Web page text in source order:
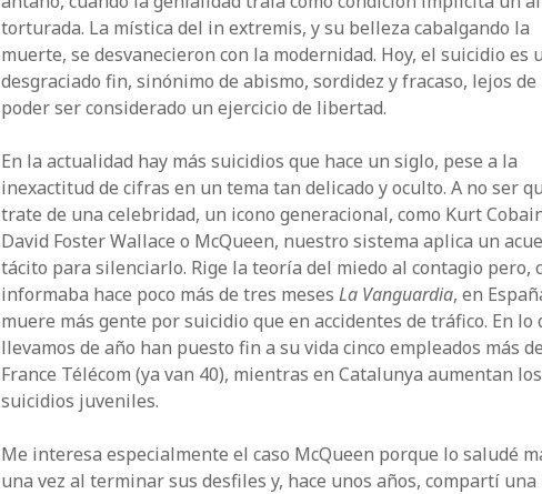
torturada. La mística del in extremis, y su belleza cabalgando la
muerte, se desvanecieron con la modernidad. Hoy, el suicidio es
desgraciado fin, sinónimo de abismo, sordidez y fracaso, lejos de
poder ser considerado un ejercicio de libertad.
En la actualidad hay más suicidios que hace un siglo, pese a la
inexactitud de cifras en un tema tan delicado y oculto. A no ser
trate de una celebridad, un icono generacional, como Kurt
David Foster Wallace o McQueen, nuestro sistema aplica un
tácito para silenciarlo. Rige la teoría del miedo al contagio pero,
informaba hace poco más de tres mesesLa Vanguardia, en
muere más gente por suicidio que en accidentes de tráfico. En lo
llevamos de año han puesto fin a su vida cinco empleados más de
France Télécom (ya van 40), mientras en Catalunya aumentan los
suicidios juveniles.
Me interesa especialmente el caso McQueen porque lo saludé
una vez al terminar sus desfiles y, hace unos años, compartí una